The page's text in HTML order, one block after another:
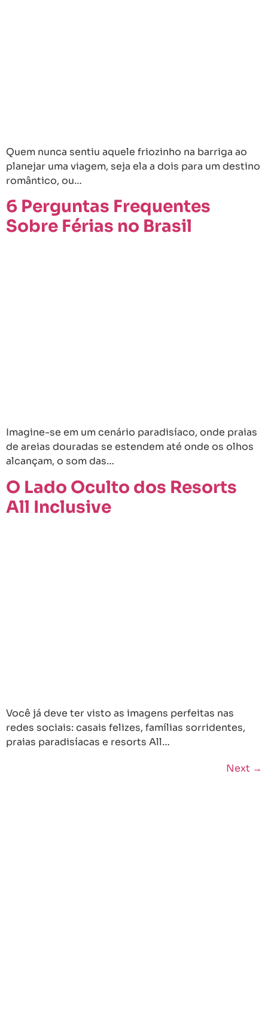
Quem nunca sentiu aquele friozinho na barriga ao
planejar uma viagem, seja ela a dois para um destino
romântico, ou…
6 Perguntas Frequentes
Sobre Férias no Brasil
Imagine-se em um cenário paradisíaco, onde praias
de areias douradas se estendem até onde os olhos
alcançam, o som das…
O Lado Oculto dos Resorts
All Inclusive
Você já deve ter visto as imagens perfeitas nas
redes sociais: casais felizes, famílias sorridentes,
praias paradisíacas e resorts All…
Next →